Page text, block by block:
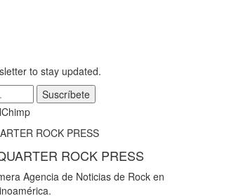
to stay updated.
Suscríbete
ROCK PRESS
Agencia de Noticias de Rock en